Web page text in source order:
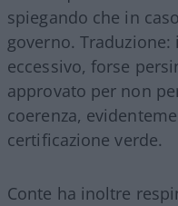
spiegando che in
governo.
eccessivo, forse
approvato per non
coerenza,
certificazione verde.
Conte ha inoltre